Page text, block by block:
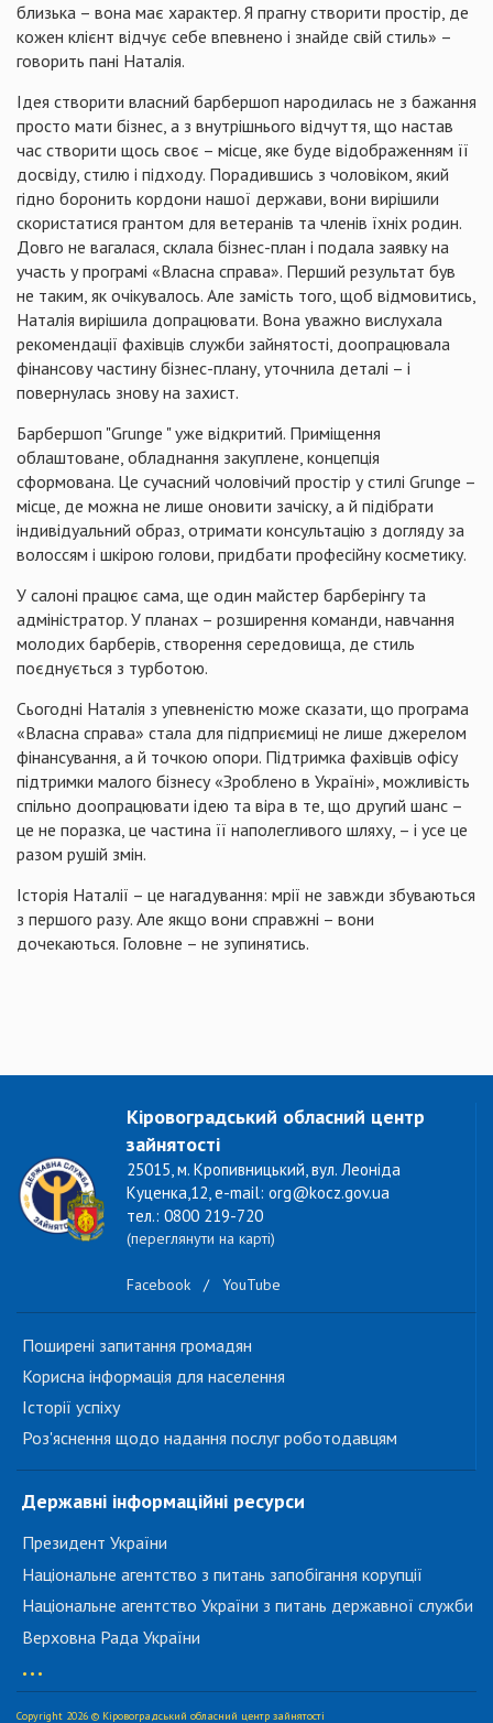
близька – вона має характер. Я прагну створити простір, де
кожен клієнт відчує себе впевнено і знайде свій стиль» –
говорить пані Наталія.
Ідея створити власний барбершоп народилась не з бажання
просто мати бізнес, а з внутрішнього відчуття, що настав
час створити щось своє – місце, яке буде відображенням її
досвіду, стилю і підходу. Порадившись з чоловіком, який
гідно боронить кордони нашої держави, вони вирішили
скористатися грантом для ветеранів та членів їхніх родин.
Довго не вагалася, склала бізнес-план і подала заявку на
участь у програмі «Власна справа». Перший результат був
не таким, як очікувалось. Але замість того, щоб відмовитись,
Наталія вирішила допрацювати. Вона уважно вислухала
рекомендації фахівців служби зайнятості, доопрацювала
фінансову частину бізнес-плану, уточнила деталі – і
повернулась знову на захист.
Барбершоп "Grunge " уже відкритий. Приміщення
облаштоване, обладнання закуплене, концепція
сформована. Це сучасний чоловічий простір у стилі Grunge –
місце, де можна не лише оновити зачіску, а й підібрати
індивідуальний образ, отримати консультацію з догляду за
волоссям і шкірою голови, придбати професійну косметику.
У салоні працює сама, ще один майстер барберінгу та
адміністратор. У планах – розширення команди, навчання
молодих барберів, створення середовища, де стиль
поєднується з турботою.
Сьогодні Наталія з упевненістю може сказати, що програма
«Власна справа» стала для підприємиці не лише джерелом
фінансування, а й точкою опори. Підтримка фахівців офісу
підтримки малого бізнесу «Зроблено в Україні», можливість
спільно доопрацювати ідею та віра в те, що другий шанс –
це не поразка, це частина її наполегливого шляху, – і усе це
разом рушій змін.
Історія Наталії – це нагадування: мрії не завжди збуваються
з першого разу. Але якщо вони справжні – вони
дочекаються. Головне – не зупинятись.
Кіровоградський обласний центр
зайнятості
25015, м. Кропивницький, вул. Леоніда
Куценка,12, e-mail: org@kocz.gov.ua
тел.: 0800 219-720
(переглянути на карті)
Facebook / YouTube
Поширені запитання громадян
Корисна інформація для населення
Історії успіху
Роз'яснення щодо надання послуг роботодавцям
Державні інформаційні ресурси
Президент України
Національне агентство з питань запобігання корупції
Національне агентство України з питань державної служби
Верховна Рада України
...
Copyright 2026 © Кіровоградський обласний центр зайнятості